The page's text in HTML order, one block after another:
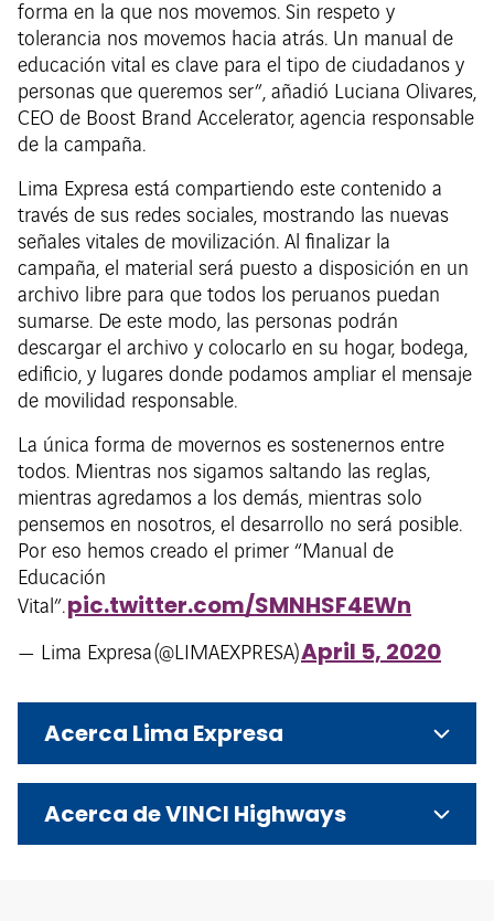
forma en la que nos movemos. Sin respeto y
tolerancia nos movemos hacia atrás. Un manual de
educación vital es clave para el tipo de ciudadanos y
personas que queremos ser”, añadió Luciana Olivares,
CEO de Boost Brand Accelerator, agencia responsable
de la campaña.
Lima Expresa está compartiendo este contenido a
través de sus redes sociales, mostrando las nuevas
señales vitales de movilización. Al finalizar la
campaña, el material será puesto a disposición en un
archivo libre para que todos los peruanos puedan
sumarse. De este modo, las personas podrán
descargar el archivo y colocarlo en su hogar, bodega,
edificio, y lugares donde podamos ampliar el mensaje
de movilidad responsable.
La única forma de movernos es sostenernos entre
todos. Mientras nos sigamos saltando las reglas,
mientras agredamos a los demás, mientras solo
pensemos en nosotros, el desarrollo no será posible.
Por eso hemos creado el primer “Manual de
Educación
Vital”.pic.twitter.com/SMNHSF4EWn
— Lima Expresa (@LIMAEXPRESA)April 5, 2020
Acerca Lima Expresa
Acerca de VINCI Highways